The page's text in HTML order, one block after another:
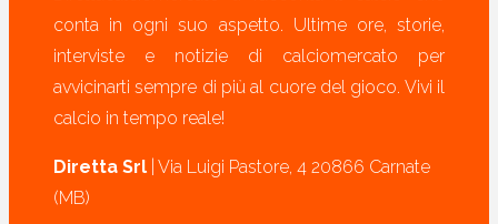
conta in ogni suo aspetto. Ultime ore, storie,
interviste e notizie di calciomercato per
avvicinarti sempre di più al cuore del gioco. Vivi il
calcio in tempo reale!
Diretta Srl | Via Luigi Pastore, 4 20866 Carnate
(MB)